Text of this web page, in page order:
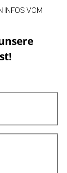
INFOS VOM